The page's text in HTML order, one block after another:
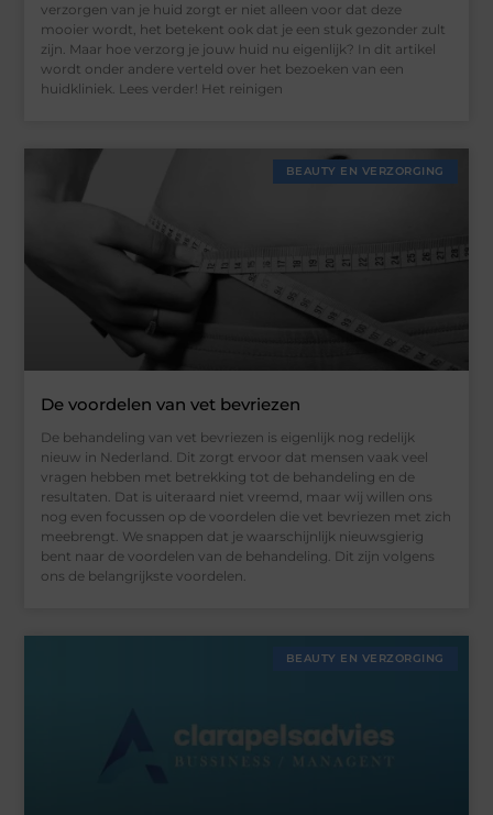
verzorgen van je huid zorgt er niet alleen voor dat deze
mooier wordt, het betekent ook dat je een stuk gezonder zult
zijn. Maar hoe verzorg je jouw huid nu eigenlijk? In dit artikel
wordt onder andere verteld over het bezoeken van een
huidkliniek. Lees verder! Het reinigen
BEAUTY EN VERZORGING
De voordelen van vet bevriezen
De behandeling van vet bevriezen is eigenlijk nog redelijk
nieuw in Nederland. Dit zorgt ervoor dat mensen vaak veel
vragen hebben met betrekking tot de behandeling en de
resultaten. Dat is uiteraard niet vreemd, maar wij willen ons
nog even focussen op de voordelen die vet bevriezen met zich
meebrengt. We snappen dat je waarschijnlijk nieuwsgierig
bent naar de voordelen van de behandeling. Dit zijn volgens
ons de belangrijkste voordelen.
BEAUTY EN VERZORGING